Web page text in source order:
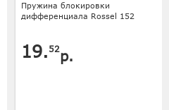
Пружина блокировки
дифференциала Rossel 152
19. 52р.